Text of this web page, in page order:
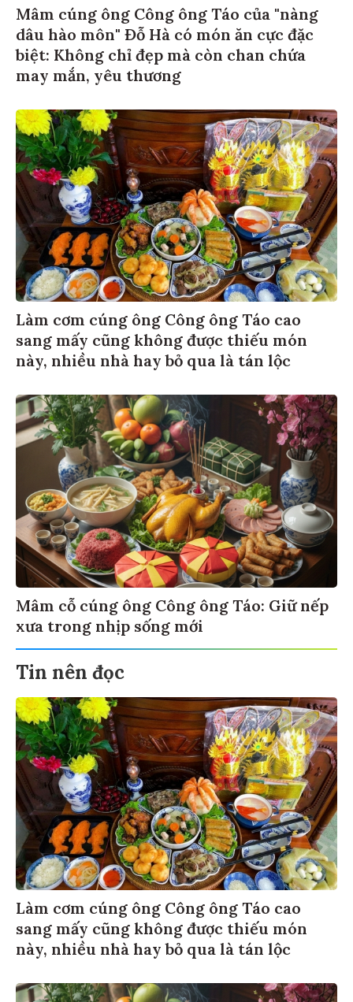
Mâm cúng ông Công ông Táo của "nàng
dâu hào môn" Đỗ Hà có món ăn cực đặc
biệt: Không chỉ đẹp mà còn chan chứa
may mắn, yêu thương
Làm cơm cúng ông Công ông Táo cao
sang mấy cũng không được thiếu món
này, nhiều nhà hay bỏ qua là tán lộc
Mâm cỗ cúng ông Công ông Táo: Giữ nếp
xưa trong nhịp sống mới
Tin nên đọc
Làm cơm cúng ông Công ông Táo cao
sang mấy cũng không được thiếu món
này, nhiều nhà hay bỏ qua là tán lộc